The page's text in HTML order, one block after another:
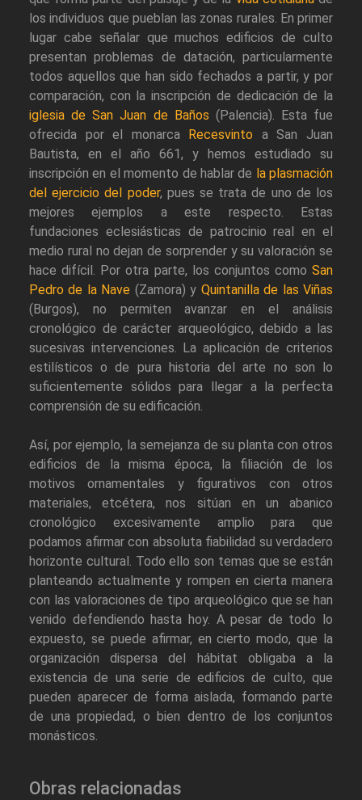
los individuos que pueblan las zonas rurales. En primer
lugar cabe señalar que muchos edificios de culto
presentan problemas de datación, particularmente
todos aquellos que han sido fechados a partir, y por
comparación, con la inscripción de dedicación de la
iglesia de San Juan de Baños (Palencia). Esta fue
ofrecida por el monarca
Recesvinto a San Juan
Bautista, en el año 661, y hemos estudiado su
inscripción en el momento de hablar de la plasmación
del ejercicio del poder, pues se trata de uno de los
mejores ejemplos a este respecto. Estas
fundaciones eclesiásticas de patrocinio real en el
medio rural no dejan de sorprender y su valoración se
hace difícil. Por otra parte, los conjuntos como San
Pedro de la Nave (Zamora) y Quintanilla de las Viñas
(Burgos), no permiten avanzar en el análisis
cronológico de carácter arqueológico, debido a las
sucesivas intervenciones. La aplicación de criterios
estilísticos o de pura historia del arte no son lo
suficientemente sólidos para llegar a la perfecta
comprensión de su edificación.
Así, por ejemplo, la semejanza de su planta con otros
edificios de la misma época, la filiación de los
motivos ornamentales y figurativos con otros
materiales, etcétera, nos sitúan en un abanico
cronológico excesivamente amplio para que
podamos afirmar con absoluta fiabilidad su verdadero
horizonte cultural. Todo ello son temas que se están
planteando actualmente y rompen en cierta manera
con las valoraciones de tipo arqueológico que se han
venido defendiendo hasta hoy. A pesar de todo lo
expuesto, se puede afirmar, en cierto modo, que la
organización dispersa del hábitat obligaba a la
existencia de una serie de edificios de culto, que
pueden aparecer de forma aislada, formando parte
de una propiedad, o bien dentro de los conjuntos
monásticos.
Obras relacionadas